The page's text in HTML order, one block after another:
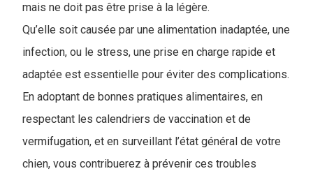
mais ne doit pas être prise à la légère.
Qu’elle soit causée par une alimentation inadaptée, une
infection, ou le stress, une prise en charge rapide et
adaptée est essentielle pour éviter des complications.
En adoptant de bonnes pratiques alimentaires, en
respectant les calendriers de vaccination et de
vermifugation, et en surveillant l’état général de votre
chien, vous contribuerez à prévenir ces troubles